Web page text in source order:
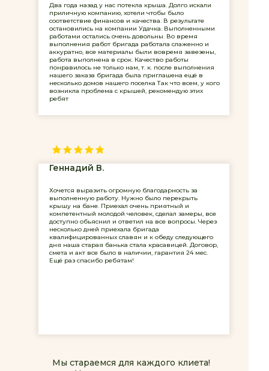
Мы стараемся для каждого клиета!
Геннадий В.
Два года назад у нас потекла крыша. Долго искали
приличную компанию, хотели чтобы было
соответствие финансов и качества. В результате
остановились на компании Удачка. Выполненными
работами остались очень довольны. Во время
выполнения работ бригада работала слаженно и
аккуратно, все материалы были вовремя завезены,
работа выполнена в срок. Качество работы
понравилось не только нам, т. к. после выполнения
нашего заказа бригада была приглашена ещё в
несколько домов нашего поселка Так что всем, у кого
возникла проблема с крышей, рекомендую этих
ребят
Хочется выразить огромную благодарность за
выполненную работу. Нужно было перекрыть
крышу на бане. Приехал очень приятный и
компетентный молодой человек, сделал замеры, все
доступно обьяснил и ответил на все вопросы. Через
несколько дней приехала бригада
квалифицированных славян и к обеду следующего
дня наша старая банька стала красавицей. Договор,
смета и акт все было в наличии, гарантия 24 мес.
Ещё раз спасибо ребятам!